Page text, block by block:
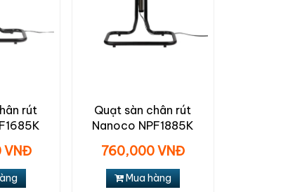
rút
VNĐ
Quạt sàn chân rút
Nanoco NPF1885K
760,000 VNĐ
Mua hàng